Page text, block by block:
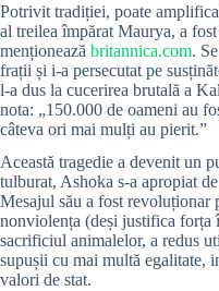
Potrivit tradiției, poate
al treilea împărat Maurya, a
menționează britannica.com.
frații și i-a persecutat pe
l-a dus la cucerirea brutală a
nota: „150.000 de oameni au
câteva ori mai mulți au pierit.”
Această tragedie a devenit un
tulburat, Ashoka s-a apropiat
Mesajul său a fost revoluționar
nonviolența (deși justifica forța
sacrificiul animalelor, a redus
supușii cu mai multă egalitate,
valori de stat.